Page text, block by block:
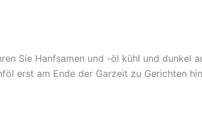
Sie Hanfsamen und -öl kühl und dunkel
erst am Ende der Garzeit zu Gerichten